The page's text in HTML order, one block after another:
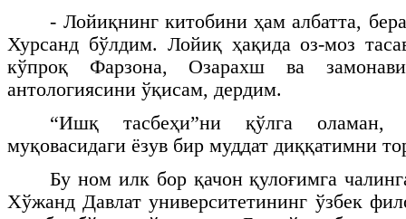
- Лойиқнинг китобини ҳам албатта,
Хурсанд бўлдим. Лойиқ ҳақида оз-моз
кўпроқ Фарзона, Озарахш ва
антологиясини ўқисам, дердим.
“Ишқ тасбеҳи”ни қўлга оламан,
муқовасидаги ёзув бир муддат диққатимни
Бу ном илк бор қачон қулоғимга
Хўжанд Давлат университетининг ўзбек